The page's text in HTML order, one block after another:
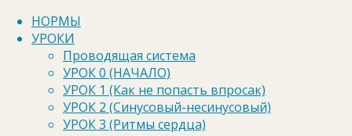
Перейти к содержимому
НОРМЫ
УРОКИ
Проводящая система
УРОК 0 (НАЧАЛО)
УРОК 1 (Как не попасть впросак)
УРОК 2 (Синусовый-несинусовый)
УРОК 3 (Ритмы сердца)
ГлавнаяОтзывы
Отзывы